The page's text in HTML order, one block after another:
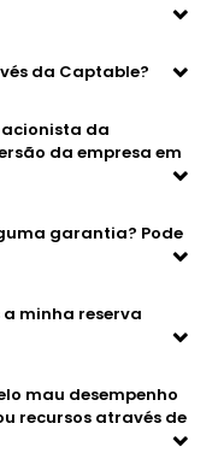
da Captable?
acionista da
da empresa em
garantia? Pode
minha reserva
mau desempenho
recursos através de